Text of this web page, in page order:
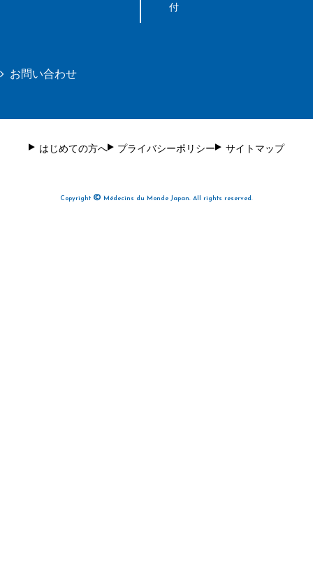
付
お問い合わせ
はじめての方へ プライバシーポリシー サイトマップ
Copyright © Médecins du Monde Japan. All rights reserved.